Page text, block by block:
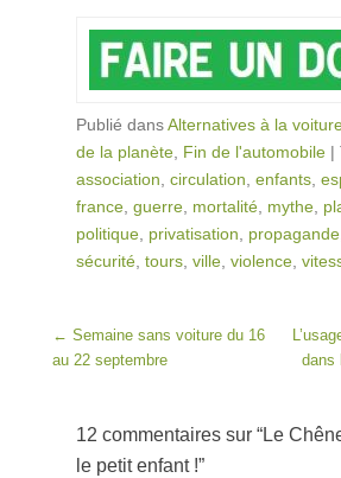
Publié dansAlternatives à la
de la planète, Fin de l'automobile |
association, circulation, enfants,
france, guerre, mortalité, mythe,
politique, privatisation, propagande
sécurité, tours, ville, violence,
Post navigation
← Semaine sans voiture du 16
au 22 septembre
dans
12 commentaires sur “Le
le petit enfant !”